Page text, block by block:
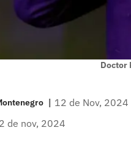
Doctor
| 12 de Nov, 2024
de nov, 2024